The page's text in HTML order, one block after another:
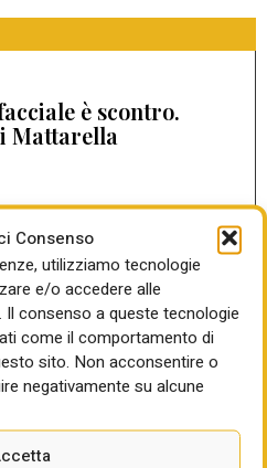
Consenso
utilizziamo tecnologie
e/o accedere alle
consenso a queste tecnologie
come il comportamento di
sito. Non acconsentire o
negativamente su alcune
è scontro.
Mattarella
mln su Trevi. I conti di
prestito Safe da 14,9